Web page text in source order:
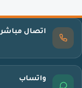
اتصال مباشر
واتساب